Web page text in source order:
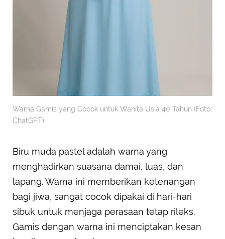
Warna Gamis yang Cocok untuk Wanita Usia 40 Tahun (Foto:
ChatGPT)
Biru muda pastel adalah warna yang
menghadirkan suasana damai, luas, dan
lapang. Warna ini memberikan ketenangan
bagi jiwa, sangat cocok dipakai di hari-hari
sibuk untuk menjaga perasaan tetap rileks.
Gamis dengan warna ini menciptakan kesan